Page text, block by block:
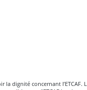
dignité concernant l’ETCAF.